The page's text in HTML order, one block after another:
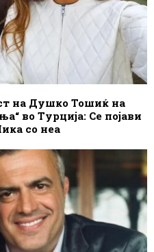
на Душко Тошиќ на
во Турција: Се појави
со неа